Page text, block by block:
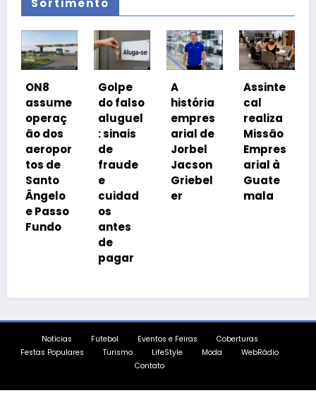
Sortimento
do falso
aluguel
: sinais
de
fraude
e
cuidad
os
antes
A
história
empres
arial de
Jacson
er
cal
realiza
Missão
Empres
arial à
Guate
Coalizã
Prosper
a Brasil
cobra
isonomi
a
tributár
Notícias Futebol Eventos e Feiras
Coberturas
Festas Populares
Turismo LifeStyle Moda
WebRádio
Contato